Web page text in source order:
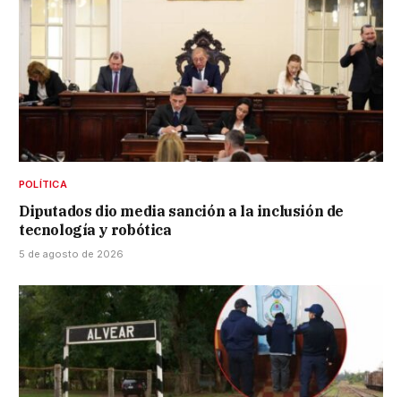
POLÍTICA
Diputados dio media sanción a la inclusión de
tecnología y robótica
5 de agosto de 2026